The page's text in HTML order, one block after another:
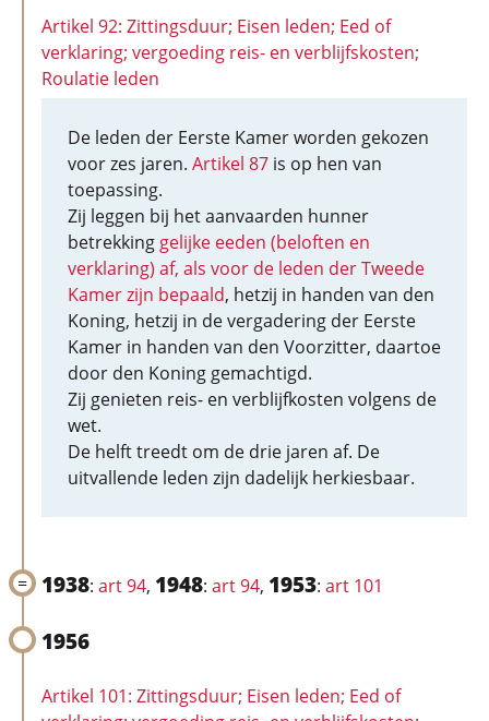
Artikel 92: Zittingsduur; Eisen leden; Eed of
verklaring; vergoeding reis- en verblijfskosten;
Roulatie leden
De leden der Eerste Kamer worden gekozen
voor zes jaren. Artikel 87 is op hen van
toepassing.
Zij leggen bij het aanvaarden hunner
betrekking gelijke eeden (beloften en
verklaring) af, als voor de leden der Tweede
Kamer zijn bepaald, hetzij in handen van den
Koning, hetzij in de vergadering der Eerste
Kamer in handen van den Voorzitter, daartoe
door den Koning gemachtigd.
Zij genieten reis- en verblijfkosten volgens de
wet.
De helft treedt om de drie jaren af. De
uitvallende leden zijn dadelijk herkiesbaar.
1938: art 94, 1948: art 94, 1953: art 101
1956
Artikel 101: Zittingsduur; Eisen leden; Eed of